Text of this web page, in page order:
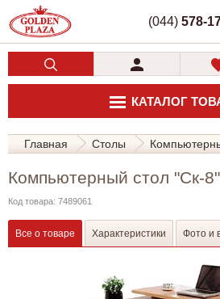
(044) 578-
КАТАЛОГ
Главная Столы
Компьютерный стол "Ск-
Код товара: 7489061
Все о товаре Характеристики Фото и